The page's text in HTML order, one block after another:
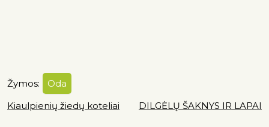
Žymos:
Oda
Kiaulpienių žiedų koteliai
DILGĖLŲ ŠAKNYS IR LAPAI